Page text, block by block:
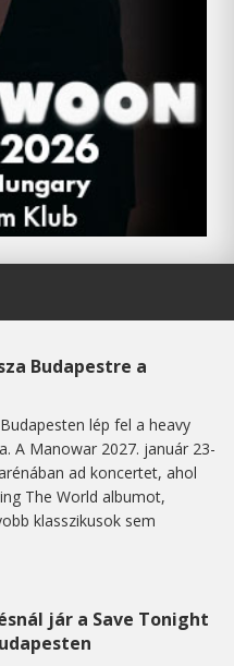
Budapestre a
lép fel a heavy
A Manowar 2027. január 23-
ad koncertet, ahol
The World albumot,
klasszikusok sem
jár a Save Tonight